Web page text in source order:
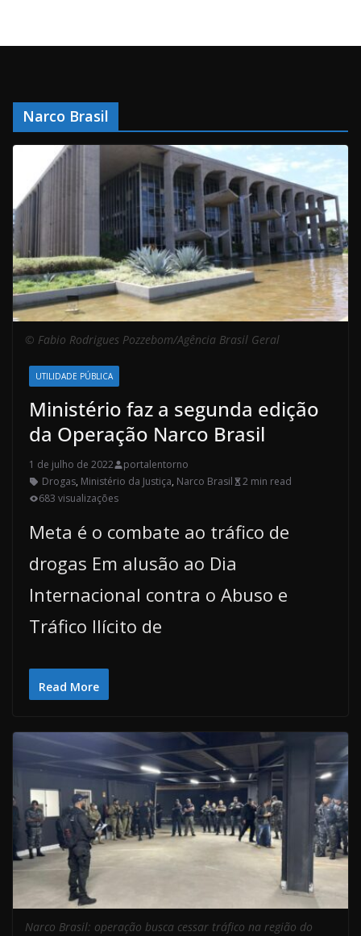
Narco Brasil
© Fabio Rodrigues Pozzebom/Agência Brasil Geral
UTILIDADE PÚBLICA
Ministério faz a segunda edição
da Operação Narco Brasil
1 de julho de 2022
portalentorno
Drogas, Ministério da Justiça, Narco Brasil
2 min read
683 visualizações
Meta é o combate ao tráfico de
drogas Em alusão ao Dia
Internacional contra o Abuso e
Tráfico Ilícito de
Read More
Narco Brasil: operação busca cessar tráfico na região do